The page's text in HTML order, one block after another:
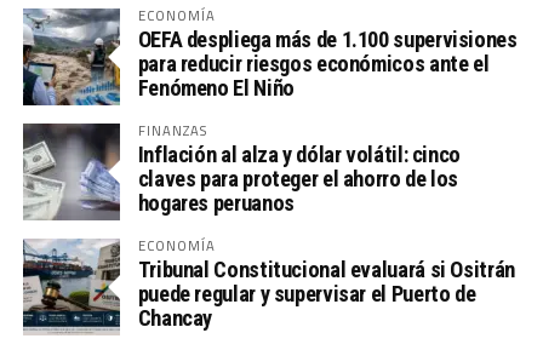
ECONOMÍA
OEFA despliega más de 1.100 supervisiones
para reducir riesgos económicos ante el
Fenómeno El Niño
FINANZAS
Inflación al alza y dólar volátil: cinco
claves para proteger el ahorro de los
hogares peruanos
ECONOMÍA
Tribunal Constitucional evaluará si Ositrán
puede regular y supervisar el Puerto de
Chancay